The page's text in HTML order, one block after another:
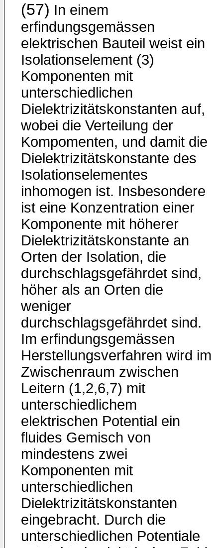
(57) In einem
erfindungsgemässen
elektrischen Bauteil weist ein
Isolationselement (3)
Komponenten mit
unterschiedlichen
Dielektrizitätskonstanten auf,
wobei die Verteilung der
Kompomenten, und damit die
Dielektrizitätskonstante des
Isolationselementes
inhomogen ist. Insbesondere
ist eine Konzentration einer
Komponente mit höherer
Dielektrizitätskonstante an
Orten der Isolation, die
durchschlagsgefährdet sind,
höher als an Orten die
weniger
durchschlagsgefährdet sind.
Im erfindungsgemässen
Herstellungsverfahren wird im
Zwischenraum zwischen
Leitern (1,2,6,7) mit
unterschiedlichem
elektrischen Potential ein
fluides Gemisch von
mindestens zwei
Komponenten mit
unterschiedlichen
Dielektrizitätskonstanten
eingebracht. Durch die
unterschiedlichen Potentiale